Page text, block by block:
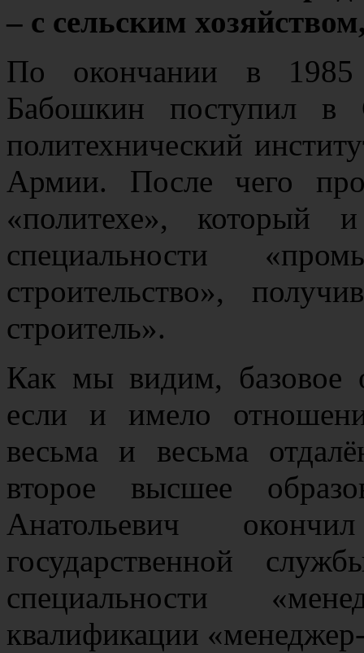
– с сельским
По окончании в
Бабошкин поступил в
политехнический
Армии. После чего
«политехе»,
специальности
строительство»,
строитель».
Как мы видим, базовое
если и имело
весьма и весьма
второе высшее
Анатольевич
государственной
специальности
квалификации